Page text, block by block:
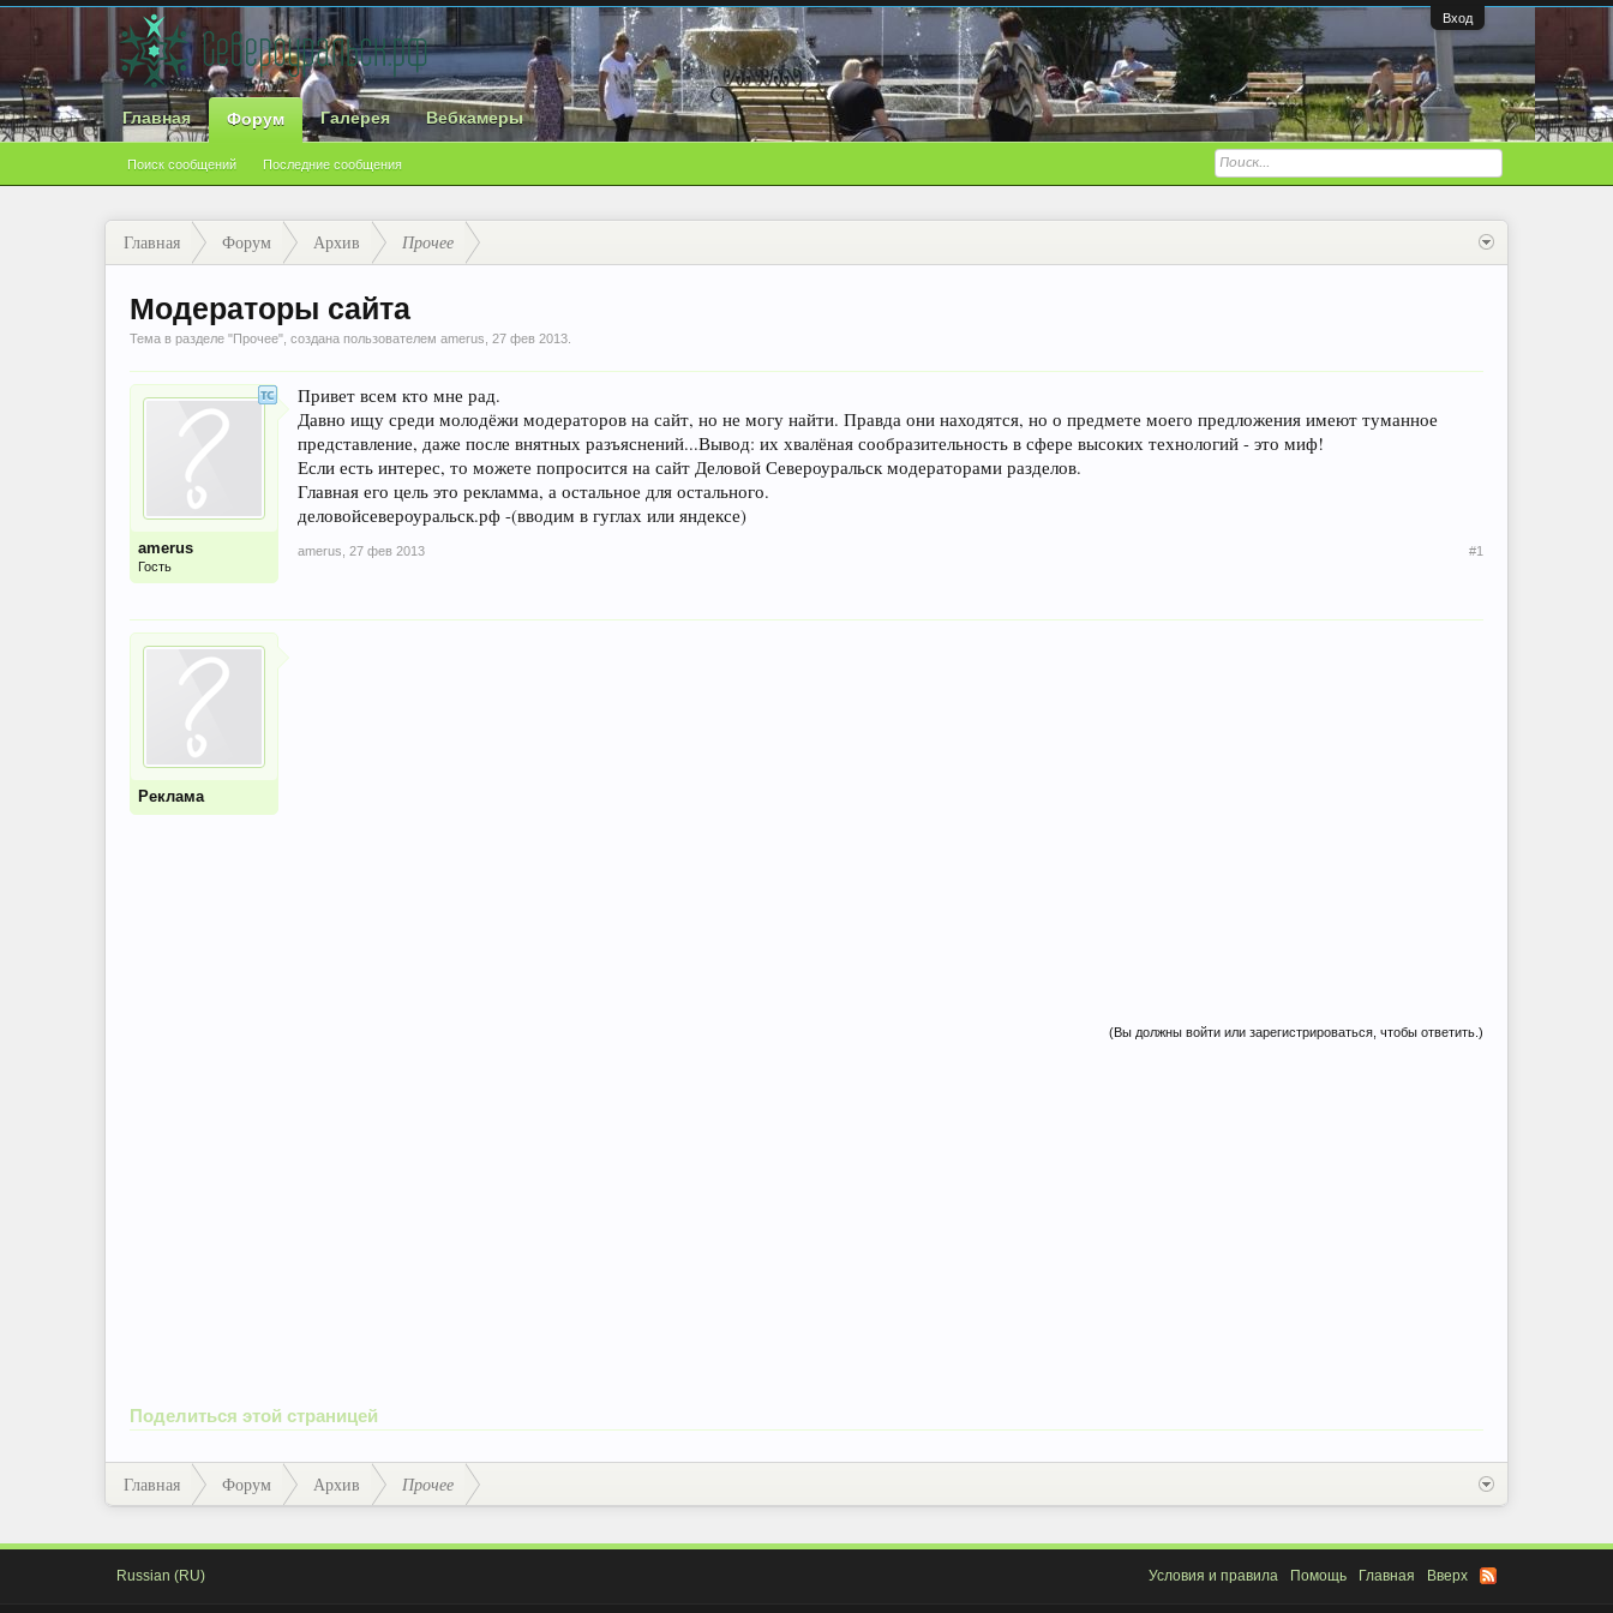
Вход
Главная Форум
Поиск сообщений Последние сообщения
Галерея Вебкамеры
Главная Форум Архив Прочее
Модераторы сайта
Тема в разделе "Прочее", создана пользователем amerus 27 фев 2013
amerus
Гость
Привет всем кто мне рад.
Давно ищу среди молодёжи модераторов на сайт, но не могу найти. Правда они находятся, но о предмете моего предложения имеют туманное
представление, даже после внятных разъяснений...Вывод: их хвалёная сообразительность в сфере высоких технологий - это миф!
Если есть интерес, то можете попросится на сайт Деловой Североуральск модераторами разделов.
Главная его цель это рекламма, а остальное для остального.
деловойсевероуральск.рф -(вводим в гуглах или яндексе)
amerus 27 фев 2013 #1
Реклама
(Вы должны войти или зарегистрироваться, чтобы ответить.)
Поделиться этой страницей
Главная Форум Архив Прочее
Russian (RU) Условия и правила Помощь Главная Вверх